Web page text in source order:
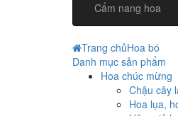
Cẩm nang hoa
Trang chủHoa bó
Danh mục sản phẩm
Hoa chúc mừng
Chậu cây
Hoa lụa,